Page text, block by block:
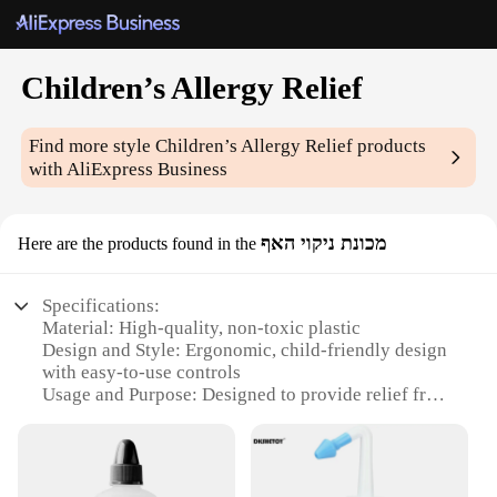
Children’s Allergy Relief
Find more styleChildren’s Allergy Relief products
with AliExpress Business
Here are the products found in the מכונת ניקוי האף
Specifications:
Material: High-quality, non-toxic plastic
Design and Style: Ergonomic, child-friendly design
with easy-to-use controls
Usage and Purpose: Designed to provide relief from
Performance and Property: Efficient airflow and
suction for effective cleaning
Parts and Accessories: Comes with a complete set of